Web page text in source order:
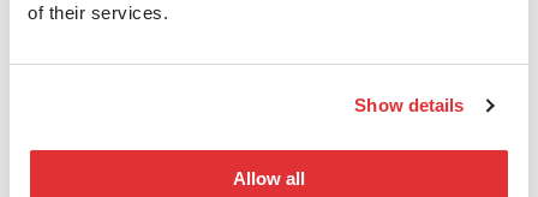
of their services.
Show details
Allow all
Miljøfyrtårn-sertifiseringen i Norge
viser dette nLogic Groups ambisjon om å
redusere karbonavtrykket i hele Norden,
og å være en ansvarlig teknologipartner i